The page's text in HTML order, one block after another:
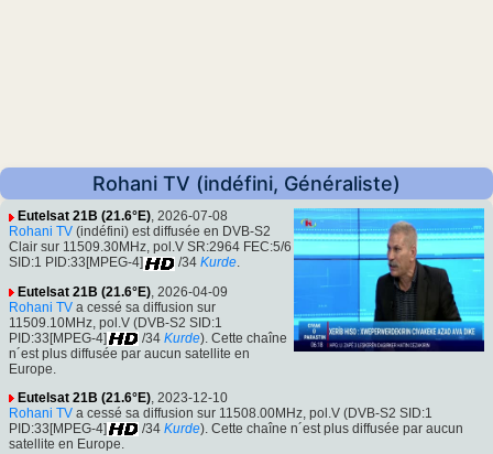
Rohani TV (indéfini, Généraliste)
Eutelsat 21B (21.6°E), 2026-07-08
Rohani TV (indéfini) est diffusée en DVB-S2
Clair sur 11509.30MHz, pol.V SR:2964 FEC:5/6
SID:1 PID:33[MPEG-4]
/34 Kurde.
Eutelsat 21B (21.6°E) , 2026-04-09
Rohani TV a cessé sa diffusion sur
11509.10MHz, pol.V (DVB-S2 SID:1
PID:33[MPEG-4]
/34 Kurde). Cette chaîne
n´est plus diffusée par aucun satellite en
Europe.
Eutelsat 21B (21.6°E), 2023-12-10
Rohani TV a cessé sa diffusion sur 11508.00MHz, pol.V (DVB-S2 SID:1
PID:33[MPEG-4]
/34 Kurde). Cette chaîne n´est plus diffusée par aucun
satellite en Europe.